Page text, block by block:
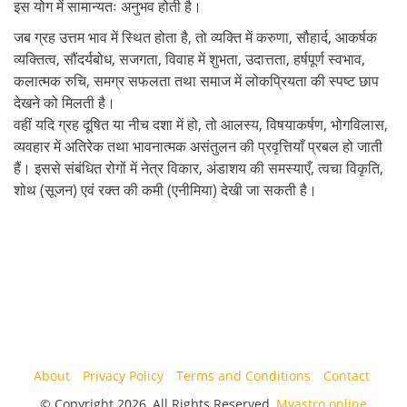
इस योग में सामान्यतः अनुभव होती है।
जब ग्रह उत्तम भाव में स्थित होता है, तो व्यक्ति में करुणा, सौहार्द, आकर्षक
व्यक्तित्व, सौंदर्यबोध, सजगता, विवाह में शुभता, उदात्तता, हर्षपूर्ण स्वभाव,
कलात्मक रुचि, समग्र सफलता तथा समाज में लोकप्रियता की स्पष्ट छाप
देखने को मिलती है।
वहीं यदि ग्रह दूषित या नीच दशा में हो, तो आलस्य, विषयाकर्षण, भोगविलास,
व्यवहार में अतिरेक तथा भावनात्मक असंतुलन की प्रवृत्तियाँ प्रबल हो जाती
हैं। इससे संबंधित रोगों में नेत्र विकार, अंडाशय की समस्याएँ, त्वचा विकृति,
शोथ (सूजन) एवं रक्त की कमी (एनीमिया) देखी जा सकती है।
About Privacy Policy Terms and Conditions
Contact